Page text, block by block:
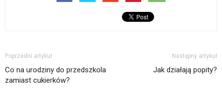
Poprzedni artykuł
Co na urodziny do przedszkola
zamiast cukierków?
Następny artykuł
Jak działają popity?